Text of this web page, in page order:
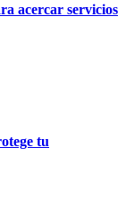
acercar servicios
tu